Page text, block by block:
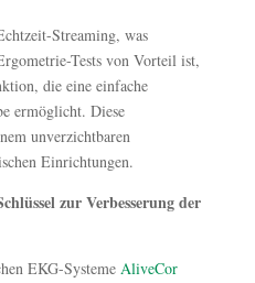
Streaming, was
Tests von Vorteil ist,
die eine einfache
ermöglicht. Diese
unverzichtbaren
Einrichtungen.
zur Verbesserung der
EKG-Systeme AliveCor